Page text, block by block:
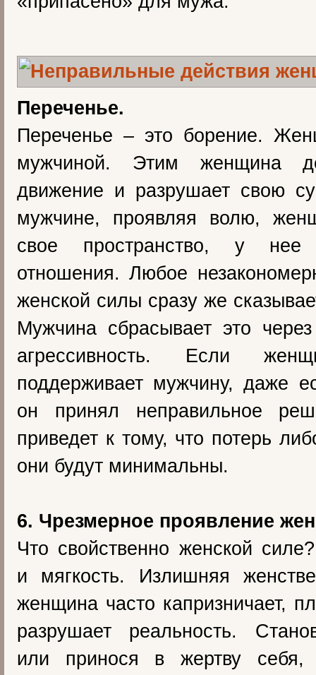
Переченье.
Переченье – это борение.
мужчиной. Этим женщина
движение и разрушает свою
мужчине, проявляя волю,
свое пространство, у нее
отношения. Любое
женской силы сразу же
Мужчина сбрасывает это
агрессивность. Если
поддерживает мужчину, даже
он принял неправильное
приведет к тому, что потерь
они будут минимальны.
6. Чрезмерное проявление
Что свойственно женской
и мягкость. Излишняя
женщина часто капризничает,
разрушает реальность.
или принося в жертву